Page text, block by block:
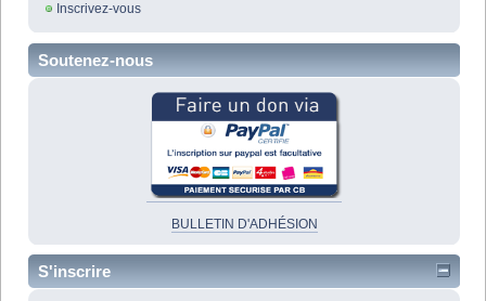
Inscrivez-vous
Soutenez-nous
BULLETIN D'ADHÉSION
S'inscrire